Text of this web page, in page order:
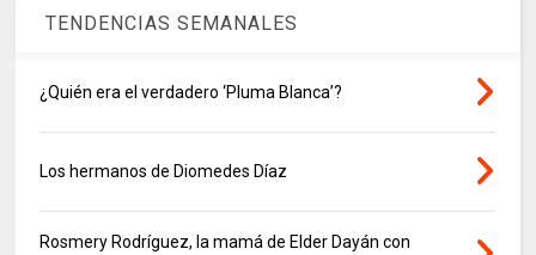
TENDENCIAS SEMANALES
¿Quién era el verdadero ‘Pluma Blanca’?
Los hermanos de Diomedes Díaz
Rosmery Rodríguez, la mamá de Elder Dayán con